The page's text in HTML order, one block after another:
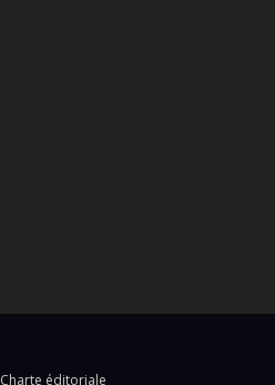
Charte éditoriale